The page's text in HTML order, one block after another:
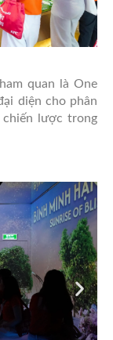
quan là One
diện cho phân
chiến lược trong